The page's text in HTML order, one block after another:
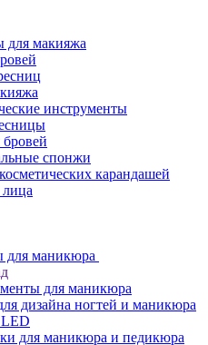
для макияжа
инструменты
спонжи
карандашей
для маникюра
для маникюра
дизайна ногтей и маникюра
для маникюра и педикюра